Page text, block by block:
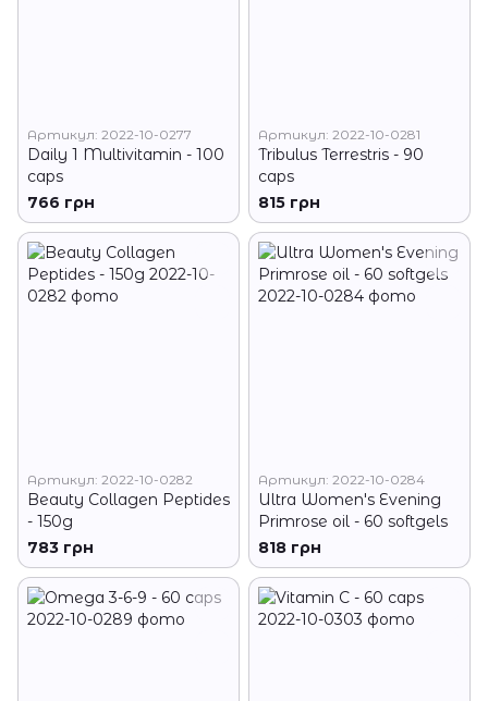
Артикул: 2022-10-0277
Daily 1 Multivitamin - 100
caps
766 грн
Артикул: 2022-10-0281
Tribulus Terrestris - 90
caps
815 грн
Артикул: 2022-10-0282
Beauty Collagen Peptides
- 150g
783 грн
Артикул: 2022-10-0284
Ultra Women's Evening
Primrose oil - 60 softgels
818 грн